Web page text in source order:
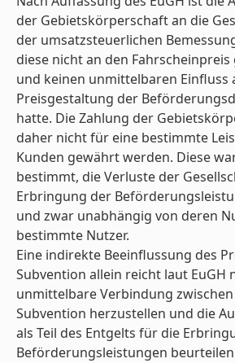
der Gebietskörperschaft an die
der umsatzsteuerlichen
diese nicht an den
und keinen unmittelbaren Einfluss
Preisgestaltung der
hatte. Die Zahlung der
daher nicht für eine bestimmte
Kunden gewährt werden. Diese
bestimmt, die Verluste der
Erbringung der
und zwar unabhängig von deren
bestimmte Nutzer.
Eine indirekte Beeinflussung des
Subvention allein reicht laut EuGH
unmittelbare Verbindung
Subvention herzustellen und die
als Teil des Entgelts für die
Beförderungsleistungen